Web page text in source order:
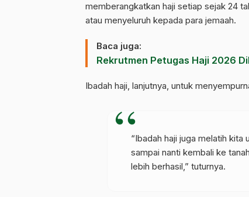
memberangkatkan haji setiap sejak 24
atau menyeluruh kepada para jemaah.
Baca juga:
Rekrutmen Petugas Haji 2026
Ibadah haji, lanjutnya, untuk
“Ibadah haji juga melatih kita
sampai nanti kembali ke
lebih berhasil,” tuturnya.